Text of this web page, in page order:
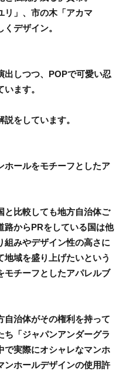
リ」、市の木「アカマ
デザイン。
出しつつ、POPで可愛い忍
ます。
をしています。
ホールをモチーフとしたア
と比較しても地方自治体ご
路からPRをしている国は他
組みやデザイン性の高さに
域を盛り上げたいという
モチーフとしたアパレルブ
自治体がその権利を持って
ち「ジャパンアンダーグラ
で実際にオシャレなマンホ
ンホールデザインの使用許